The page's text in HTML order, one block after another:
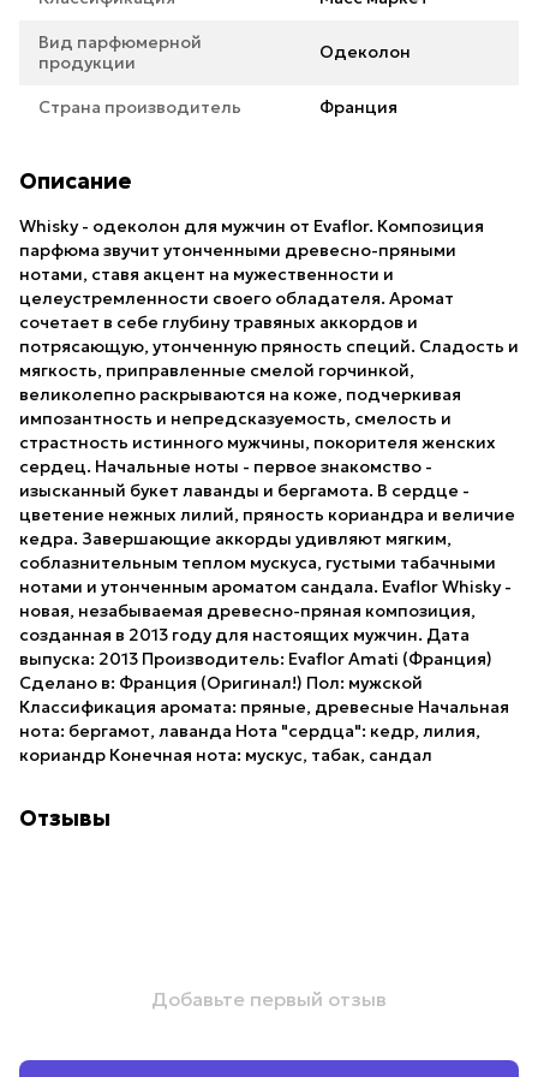
Вид парфюмерной
продукции
Одеколон
Страна производитель Франция
Описание
Whisky - одеколон для мужчин от Evaflor. Композиция
парфюма звучит утонченными древесно-пряными
нотами, ставя акцент на мужественности и
целеустремленности своего обладателя. Аромат
сочетает в себе глубину травяных аккордов и
потрясающую, утонченную пряность специй. Сладость и
мягкость, приправленные смелой горчинкой,
великолепно раскрываются на коже, подчеркивая
импозантность и непредсказуемость, смелость и
страстность истинного мужчины, покорителя женских
сердец. Начальные ноты - первое знакомство -
изысканный букет лаванды и бергамота. В сердце -
цветение нежных лилий, пряность кориандра и величие
кедра. Завершающие аккорды удивляют мягким,
соблазнительным теплом мускуса, густыми табачными
нотами и утонченным ароматом сандала. Evaflor Whisky -
новая, незабываемая древесно-пряная композиция,
созданная в 2013 году для настоящих мужчин. Дата
выпуска: 2013 Производитель: Evaflor Amati (Франция)
Сделано в: Франция (Оригинал!) Пол: мужской
Классификация аромата: пряные, древесные Начальная
нота: бергамот, лаванда Нота "сердца": кедр, лилия,
кориандр Конечная нота: мускус, табак, сандал
Отзывы
Добавьте первый отзыв